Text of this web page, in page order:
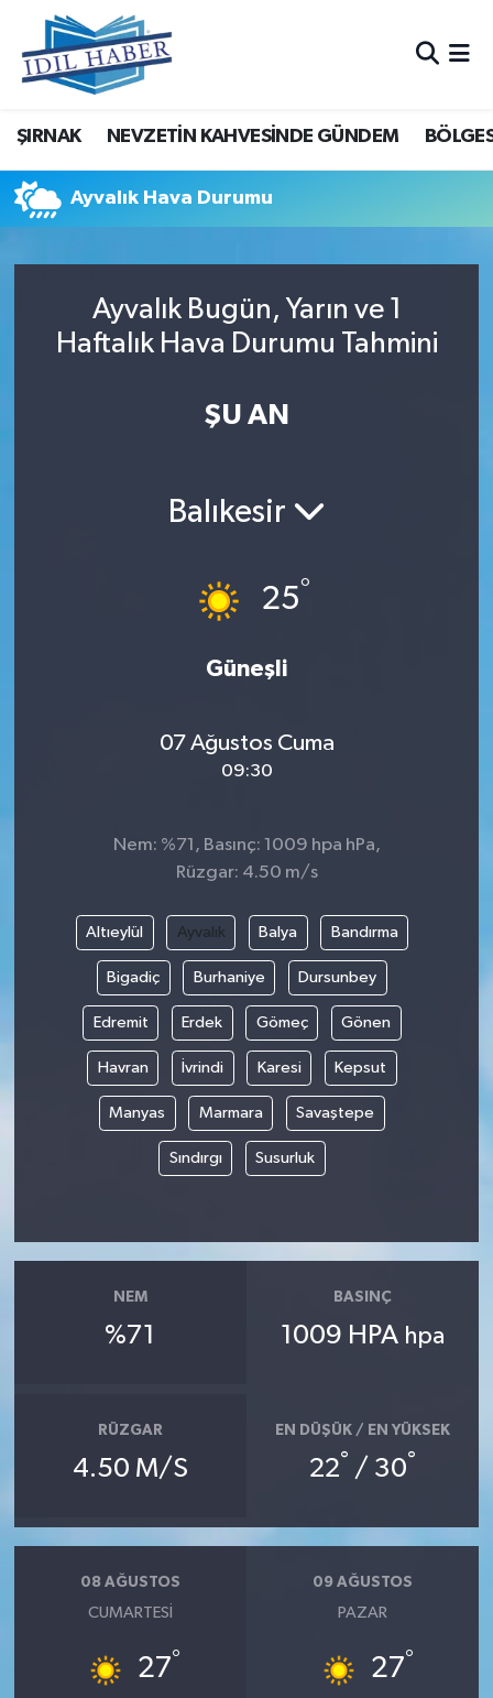
ŞIRNAK NEVZETİN KAHVESİNDE GÜNDEM
Ayvalık Hava Durumu
Ayvalık Bugün, Yarın ve 1
Haftalık Hava Durumu Tahmini
ŞU AN
Balıkesir
25°
Güneşli
07 Ağustos Cuma
09:30
Nem: %71, Basınç: 1009 hpa hPa,
Rüzgar: 4.50 m/s
Altıeylül Ayvalık Balya Bandırma
Bigadiç Burhaniye Dursunbey
Edremit Erdek Gömeç Gönen
Havran İvrindi Karesi Kepsut
Manyas Marmara Savaştepe
Sındırgı Susurluk
NEM
%71
BASINÇ
1009 HPA hpa
RÜZGAR
4.50 M/S
EN DÜŞÜK / EN YÜKSEK
22° / 30°
08 AĞUSTOS
CUMARTESI
27°
09 AĞUSTOS
PAZAR
27°
Nöbetçi Eczaneler
Hava Durumu
Trafik Durumu
Tüm Manşetler